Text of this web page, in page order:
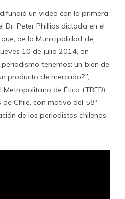
un video con la primera
Dr. Peter Phillips dictada en el
de la Municipalidad de
10 de julio 2014, en
tenemos: un bien de
producto de mercado?”,
de Ética (TRED)
Chile, con motivo del 58º
de los periodistas chilenos.